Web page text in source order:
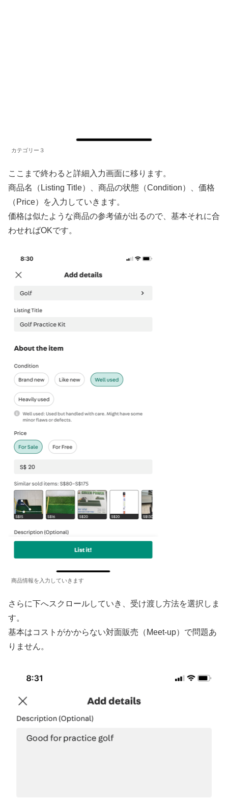
カテゴリー３
ここまで終わると詳細入力画面に移ります。
商品名（Listing Title）、商品の状態（Condition）、価格
（Price）を入力していきます。
価格は似たような商品の参考値が出るので、基本それに合
わせればOKです。
商品情報を入力していきます
さらに下へスクロールしていき、受け渡し方法を選択しま
す。
基本はコストがかからない対面販売（Meet-up）で問題あ
りません。